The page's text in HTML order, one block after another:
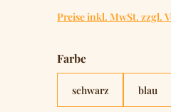
Preise inkl. MwSt. zzgl.
Farbeauswählen
schwarz blau